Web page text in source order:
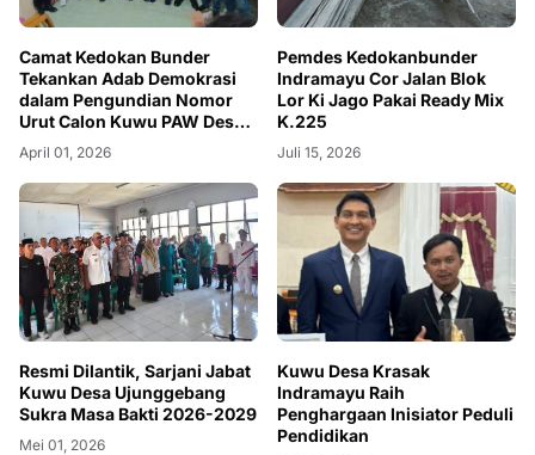
Camat Kedokan Bunder
Tekankan Adab Demokrasi
dalam Pengundian Nomor
Urut Calon Kuwu PAW Desa
Kaplongan
April 01, 2026
Pemdes Kedokanbunder
Indramayu Cor Jalan Blok
Lor Ki Jago Pakai Ready Mix
K.225
Juli 15, 2026
Resmi Dilantik, Sarjani Jabat
Kuwu Desa Ujunggebang
Sukra Masa Bakti 2026-2029
Mei 01, 2026
Kuwu Desa Krasak
Indramayu Raih
Penghargaan Inisiator Peduli
Pendidikan